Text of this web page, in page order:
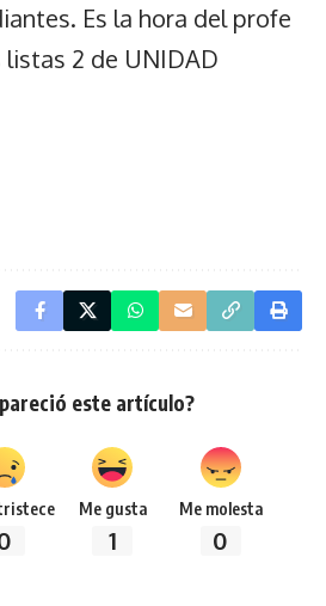
Es la hora del profe
listas 2 de UNIDAD
este artículo?
Me gusta
1
Me molesta
0